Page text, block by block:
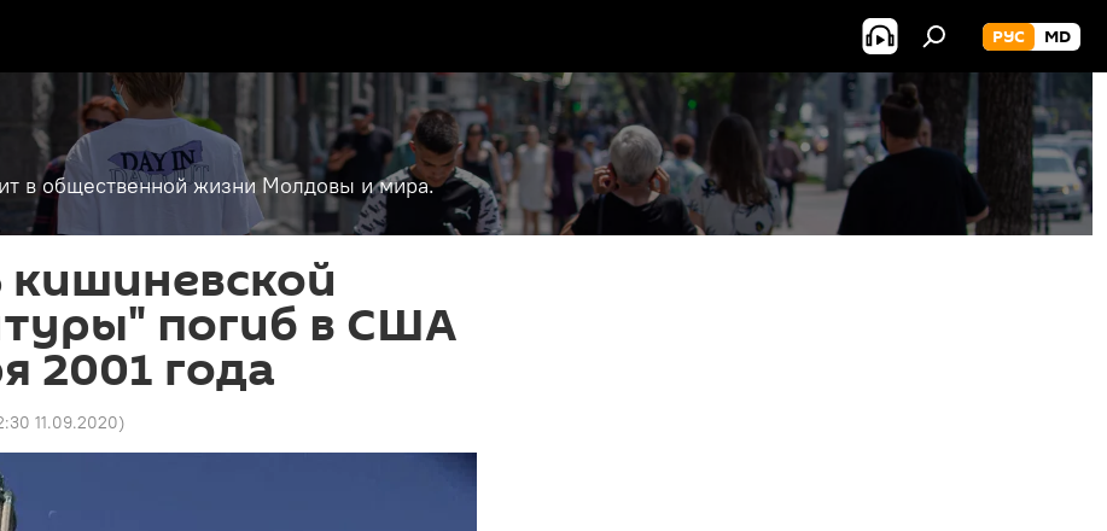
РУС MD
в общественной жизни Молдовы и мира.
кишиневской
погиб в США
2001 года
11.09.2020)